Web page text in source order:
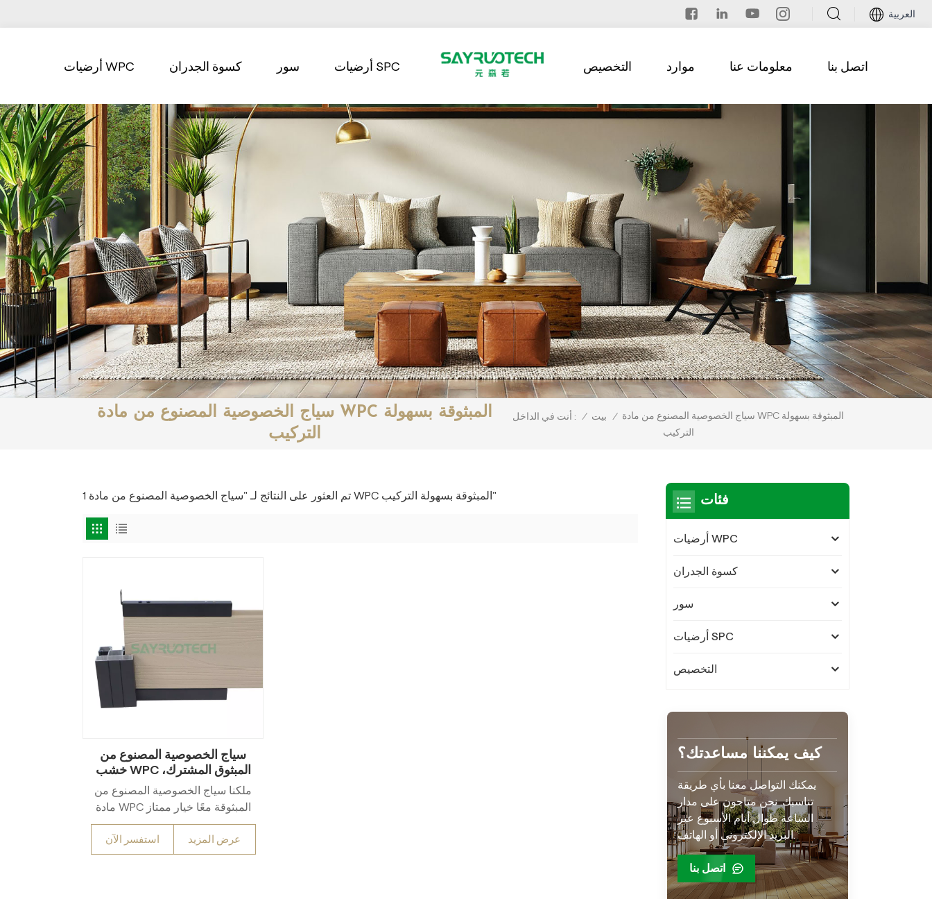
العربية
أرضيات WPC كسوة الجدران سور أرضيات SPC التخصيص موارد معلومات عنا اتصل بنا
سياج الخصوصية المصنوع من مادة WPC المبثوقة بسهولة
التركيب
أنت في الداخل : / بيت / سياج الخصوصية المصنوع من مادة WPC المبثوقة بسهولة
التركيب
1 تم العثور على النتائج لـ "سياج الخصوصية المصنوع من مادة WPC المبثوقة بسهولة التركيب"
سياج الخصوصية المصنوع من
خشب WPC المبثوق المشترك،
حل فحص خارجي منخفض
الصيانة
ملكنا سياج الخصوصية المصنوع من
مادة WPC المبثوقة معًا خيار ممتاز
لأصحاب المنازل ومصممي المناظر
الطبيعية الباحثين عن الجمع بين
العملية والجمال. يجمع هذا المنتج بين
استفسر الآن عرض المزيد
فئات
أرضيات WPC
كسوة الجدران
سور
أرضيات SPC
التخصيص
كيف يمكننا مساعدتك؟
يمكنك التواصل معنا بأي طريقة
تناسبك. نحن متاحون على مدار
الساعة طوال أيام الأسبوع عبر
البريد الإلكتروني أو الهاتف.
اتصل بنا